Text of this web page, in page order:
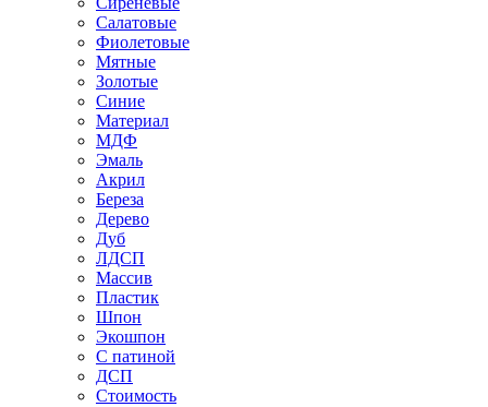
Салатовые
Фиолетовые
Мятные
Золотые
Синие
Материал
МДФ
Эмаль
Акрил
Береза
Дерево
Дуб
ЛДСП
Массив
Пластик
Шпон
Экошпон
С патиной
ДСП
Стоимость